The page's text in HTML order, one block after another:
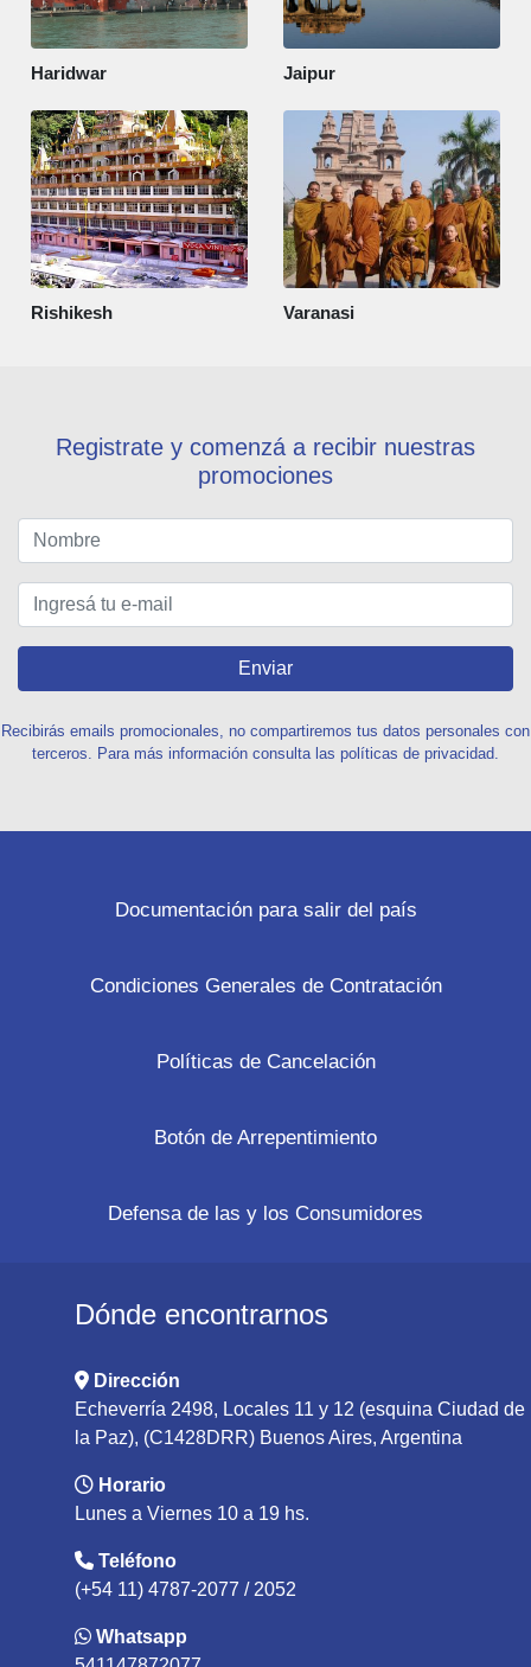
Haridwar Jaipur
Rishikesh Varanasi
Registrate y comenzá a recibir nuestras
promociones
Enviar
Recibirás emails promocionales, no compartiremos tus datos personales con
terceros. Para más información consulta las políticas de privacidad.
Documentación para salir del país
Condiciones Generales de Contratación
Políticas de Cancelación
Botón de Arrepentimiento
Defensa de las y los Consumidores
Dónde encontrarnos
Dirección
Echeverría 2498, Locales 11 y 12 (esquina Ciudad de
la Paz), (C1428DRR) Buenos Aires, Argentina
Horario
Lunes a Viernes 10 a 19 hs.
Teléfono
(+54 11) 4787-2077 / 2052
Whatsapp